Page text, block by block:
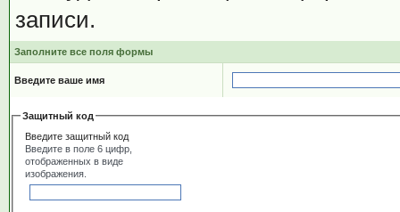
записи.
Заполните все поля формы
Введите ваше имя
Защитный код
Введите защитный код
Введите в поле 6 цифр,
отображенных в виде
изображения.